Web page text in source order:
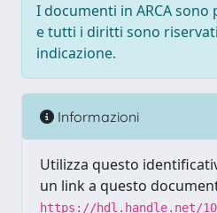
I documenti in ARCA
e tutti i diritti sono
indicazione.
Informazioni
Utilizza questo
un link a questo
https://hdl.handle.net/